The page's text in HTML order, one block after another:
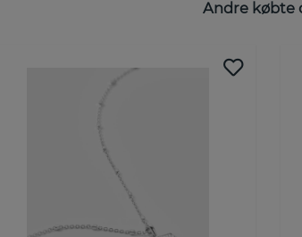
Andre købte